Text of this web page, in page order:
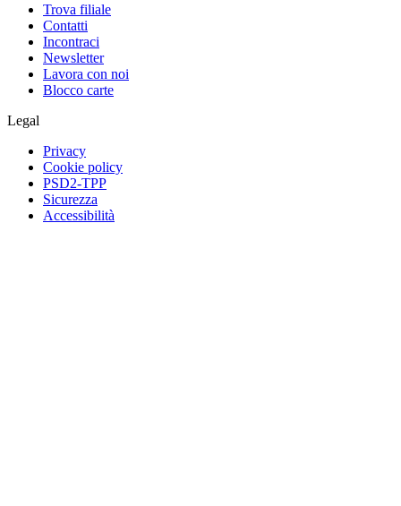
Trova filiale
Contatti
Incontraci
Newsletter
Lavora con noi
Blocco carte
Legal
Privacy
Cookie policy
PSD2-TPP
Sicurezza
Accessibilità